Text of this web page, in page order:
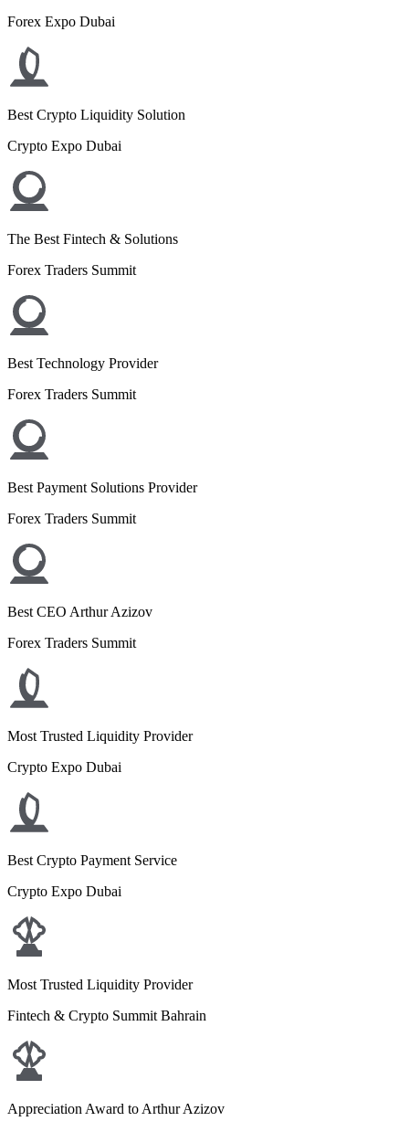
Forex Expo Dubai
Best Crypto Liquidity Solution
Crypto Expo Dubai
The Best Fintech & Solutions
Forex Traders Summit
Best Technology Provider
Forex Traders Summit
Best Payment Solutions Provider
Forex Traders Summit
Best CEO Arthur Azizov
Forex Traders Summit
Most Trusted Liquidity Provider
Crypto Expo Dubai
Best Crypto Payment Service
Crypto Expo Dubai
Most Trusted Liquidity Provider
Fintech & Crypto Summit Bahrain
Appreciation Award to Arthur Azizov